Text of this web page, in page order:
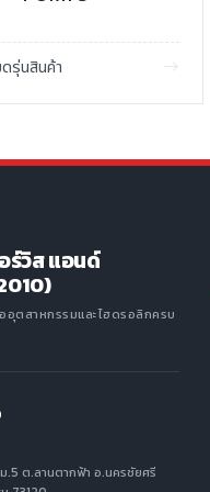
รุ่นสินค้า
ร์วิส แอนด์
อุตสาหกรรมและไฮดรอลิกครบ
.5 ต.ลานตากฟ้า อ.นครชัยศรี